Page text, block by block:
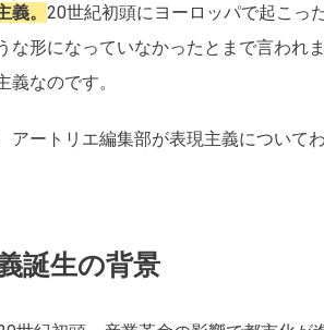
義。 20世紀初頭にヨーロッパで起こっ
な形になっていなかったとまで言われ
義なのです。
アートリエ編集部が表現主義について
誕生の背景